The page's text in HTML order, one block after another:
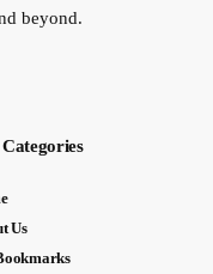
beyond.
Us